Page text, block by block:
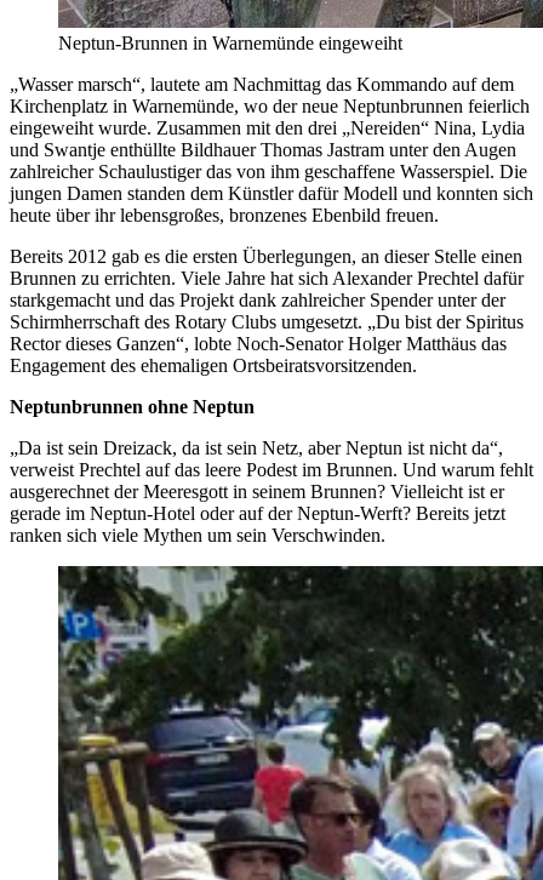
Neptun-Brunnen in Warnemünde eingeweiht
„Wasser marsch“, lautete am Nachmittag das Kommando auf dem
Kirchenplatz in Warnemünde, wo der neue Neptunbrunnen feierlich
eingeweiht wurde. Zusammen mit den drei „Nereiden“ Nina, Lydia
und Swantje enthüllte Bildhauer Thomas Jastram unter den Augen
zahlreicher Schaulustiger das von ihm geschaffene Wasserspiel. Die
jungen Damen standen dem Künstler dafür Modell und konnten sich
heute über ihr lebensgroßes, bronzenes Ebenbild freuen.
Bereits 2012 gab es die ersten Überlegungen, an dieser Stelle einen
Brunnen zu errichten. Viele Jahre hat sich Alexander Prechtel dafür
starkgemacht und das Projekt dank zahlreicher Spender unter der
Schirmherrschaft des Rotary Clubs umgesetzt. „Du bist der Spiritus
Rector dieses Ganzen“, lobte Noch-Senator Holger Matthäus das
Engagement des ehemaligen Ortsbeiratsvorsitzenden.
Neptunbrunnen ohne Neptun
„Da ist sein Dreizack, da ist sein Netz, aber Neptun ist nicht da“,
verweist Prechtel auf das leere Podest im Brunnen. Und warum fehlt
ausgerechnet der Meeresgott in seinem Brunnen? Vielleicht ist er
gerade im Neptun-Hotel oder auf der Neptun-Werft? Bereits jetzt
ranken sich viele Mythen um sein Verschwinden.